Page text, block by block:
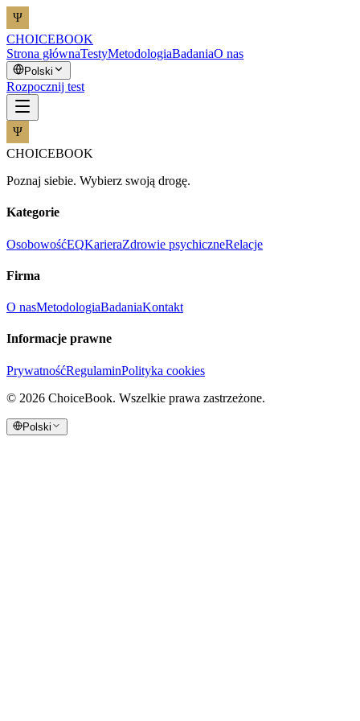
CHOICEBOOK
Strona głównaTestyMetodologiaBadaniaO nas
Polski
Rozpocznij test
CHOICEBOOK
Poznaj siebie. Wybierz swoją drogę.
Kategorie
OsobowośćEQKarieraZdrowie psychiczneRelacje
Firma
O nasMetodologiaBadaniaKontakt
Informacje prawne
PrywatnośćRegulaminPolityka cookies
© 2026 ChoiceBook. Wszelkie prawa zastrzeżone.
Polski